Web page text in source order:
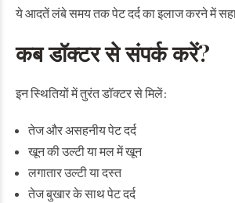
ये आदतें लंबे समय तक पेट दर्द का इलाज करने में
कब डॉक्टर से संपर्क करें?
इन स्थितियों में तुरंत डॉक्टर से मिलें:
तेज और असहनीय पेट दर्द
खून की उल्टी या मल में खून
लगातार उल्टी या दस्त
तेज बुखार के साथ पेट दर्द